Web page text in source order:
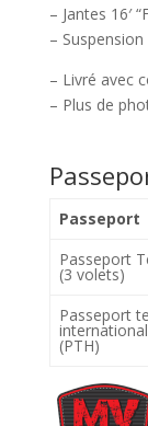
– Jantes 16′
–
– Livré avec
– Plus de
Passeport
Passeport
(3 volets)
Passeport
international
(PTH)